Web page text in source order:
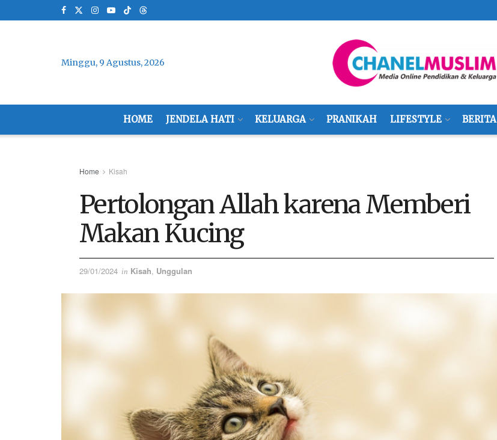
Minggu, 9 Agustus, 2026
HOME JENDELA HATI KELUARGA PRANIKAH LIFESTYLE BERITA
Home Kisah
Pertolongan Allah karena Memberi
Makan Kucing
29/01/2024 in Kisah, Unggulan